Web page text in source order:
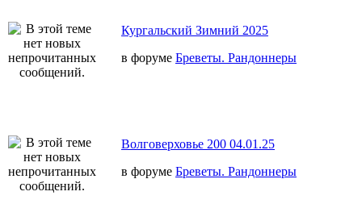
Кургальский Зимний 2025
в форуме Бреветы. Рандоннеры
Волговерховье 200 04.01.25
в форуме Бреветы. Рандоннеры